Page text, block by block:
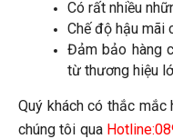
Có rất nhiều
Chế độ hậu mãi
Đảm bảo hàng
từ thương hiệu
Quý khách có thắc
chúng tôi qua